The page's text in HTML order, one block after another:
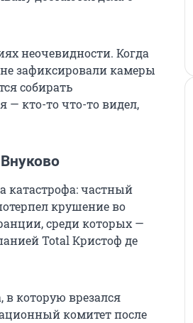
неочевидности. Когда
зафиксировали камеры
собирать
— кто-то что-то видел,
катастрофа: частный
крушение во
среди которых —
Total Кристоф де
которую врезался
комитет после